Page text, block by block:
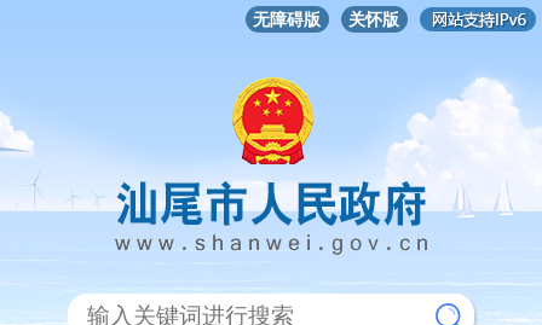
无障碍版 关怀版